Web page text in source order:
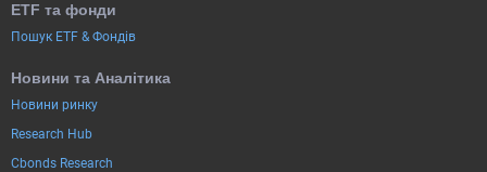
ETF та фонди
Пошук ETF & Фондів
Новини та Аналітика
Новини ринку
Research Hub
Cbonds Research